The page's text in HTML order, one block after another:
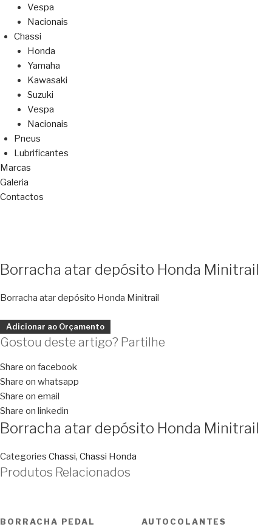
Vespa
Nacionais
Chassi
Honda
Yamaha
Kawasaki
Suzuki
Vespa
Nacionais
Pneus
Lubrificantes
Marcas
Galeria
Contactos
Borracha atar depósito Honda Minitrail
Borracha atar depósito Honda Minitrail
Adicionar ao Orçamento
Gostou deste artigo? Partilhe
Share on facebook
Share on whatsapp
Share on email
Share on linkedin
Borracha atar depósito Honda Minitrail
Categories Chassi, Chassi Honda
Produtos Relacionados
BORRACHA PEDAL
AUTOCOLANTES